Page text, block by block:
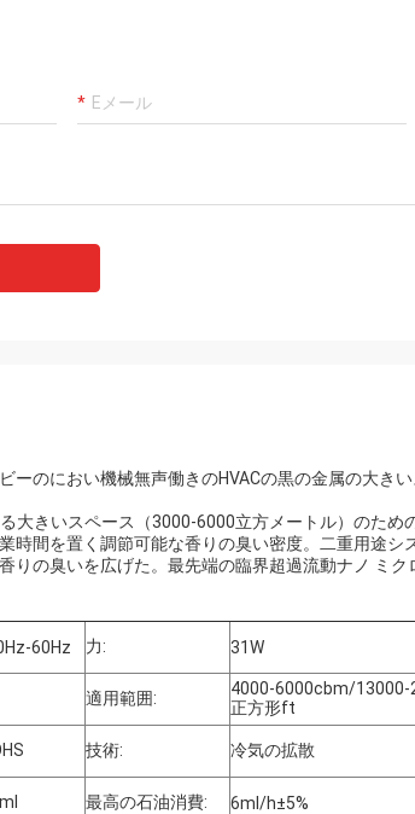
ーのにおい機械無声働きのHVACの黒の金属の大き
大きいスペース（3000-6000立方メートル）のため
時間を置く調節可能な香りの臭い密度。二重用途シ
りの臭いを広げた。最先端の臨界超過流動ナノ ミ
60Hz 力: 31W
適用範囲:
4000-6000cbm/13000-
正方形ft
技術: 冷気の拡散
最高の石油消費: 6ml/h±5%